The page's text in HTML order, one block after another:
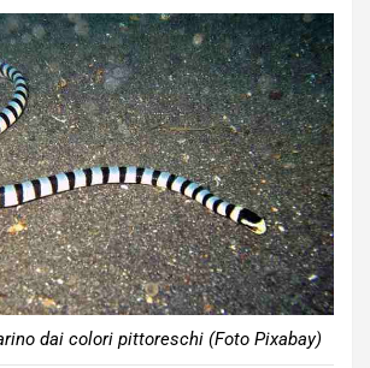
dai colori pittoreschi (Foto Pixabay)